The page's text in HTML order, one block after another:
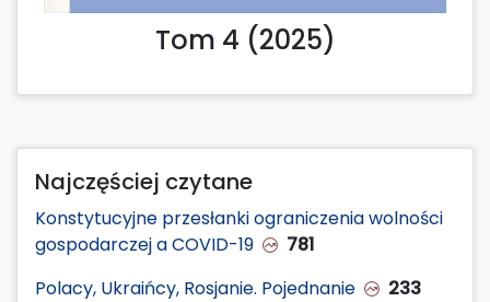
Tom 4 (2025)
Najczęściej czytane
Konstytucyjne przesłanki ograniczenia wolności
gospodarczej a COVID-19
781
Polacy, Ukraińcy, Rosjanie. Pojednanie
233